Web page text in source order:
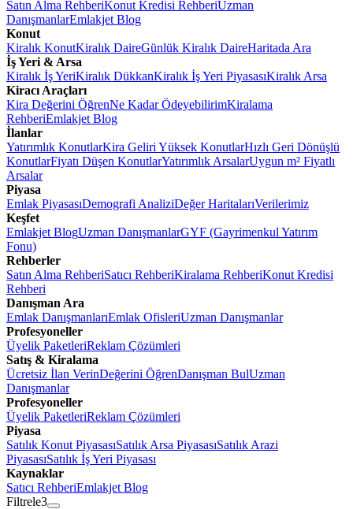
Satın Alma RehberiKonut Kredisi RehberiUzman
DanışmanlarEmlakjet Blog
Konut
Kiralık KonutKiralık DaireGünlük Kiralık DaireHaritada Ara
İş Yeri & Arsa
Kiralık İş YeriKiralık DükkanKiralık İş Yeri PiyasasıKiralık Arsa
Kiracı Araçları
Kira Değerini ÖğrenNe Kadar ÖdeyebilirimKiralama
RehberiEmlakjet Blog
İlanlar
Yatırımlık KonutlarKira Geliri Yüksek KonutlarHızlı Geri Dönüşlü
KonutlarFiyatı Düşen KonutlarYatırımlık ArsalarUygun m² Fiyatlı
Arsalar
Piyasa
Emlak PiyasasıDemografi AnaliziDeğer HaritalarıVerilerimiz
Keşfet
Emlakjet BlogUzman DanışmanlarGYF (Gayrimenkul Yatırım
Fonu)
Rehberler
Satın Alma RehberiSatıcı RehberiKiralama RehberiKonut Kredisi
Rehberi
Danışman Ara
Emlak DanışmanlarıEmlak OfisleriUzman Danışmanlar
Profesyoneller
Üyelik PaketleriReklam Çözümleri
Satış & Kiralama
Ücretsiz İlan VerinDeğerini ÖğrenDanışman BulUzman
Danışmanlar
Profesyoneller
Üyelik PaketleriReklam Çözümleri
Piyasa
Satılık Konut PiyasasıSatılık Arsa PiyasasıSatılık Arazi
PiyasasıSatılık İş Yeri Piyasası
Kaynaklar
Satıcı RehberiEmlakjet Blog
Filtrele3